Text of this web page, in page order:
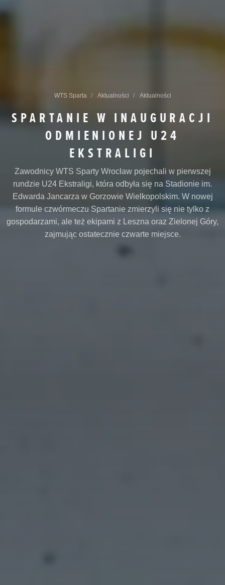
WTS Sparta Aktualności Aktualności
SPARTANIE W INAUGURACJI
ODMIENIONEJ U24
EKSTRALIGI
Zawodnicy WTS Sparty Wrocław pojechali w pierwszej
rundzie U24 Ekstraligi, która odbyła się na Stadionie im.
Edwarda Jancarza w Gorzowie Wielkopolskim. W nowej
formule czwórmeczu Spartanie zmierzyli się nie tylko z
gospodarzami, ale też ekipami z Leszna oraz Zielonej Góry,
zajmując ostatecznie czwarte miejsce.